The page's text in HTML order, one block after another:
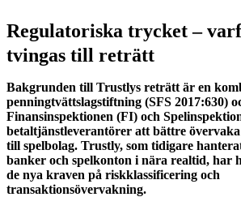
Regulatoriska trycket –
tvingas till reträtt
Bakgrunden till Trustlys reträtt är en
penningtvättslagstiftning (SFS 2017:630)
Finansinspektionen (FI) och
betaltjänstleverantörer att bättre
till spelbolag. Trustly, som tidigare
banker och spelkonton i nära realtid, har
de nya kraven på riskklassificering och
transaktionsövervakning.